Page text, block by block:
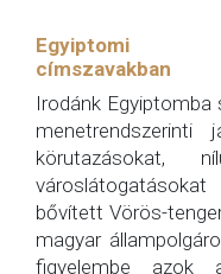
Egyiptomi
címszavakban
Irodánk Egyiptomba
menetrendszerinti
körutazásokat,
bővített Vörös-
magyar
figyelembe azok